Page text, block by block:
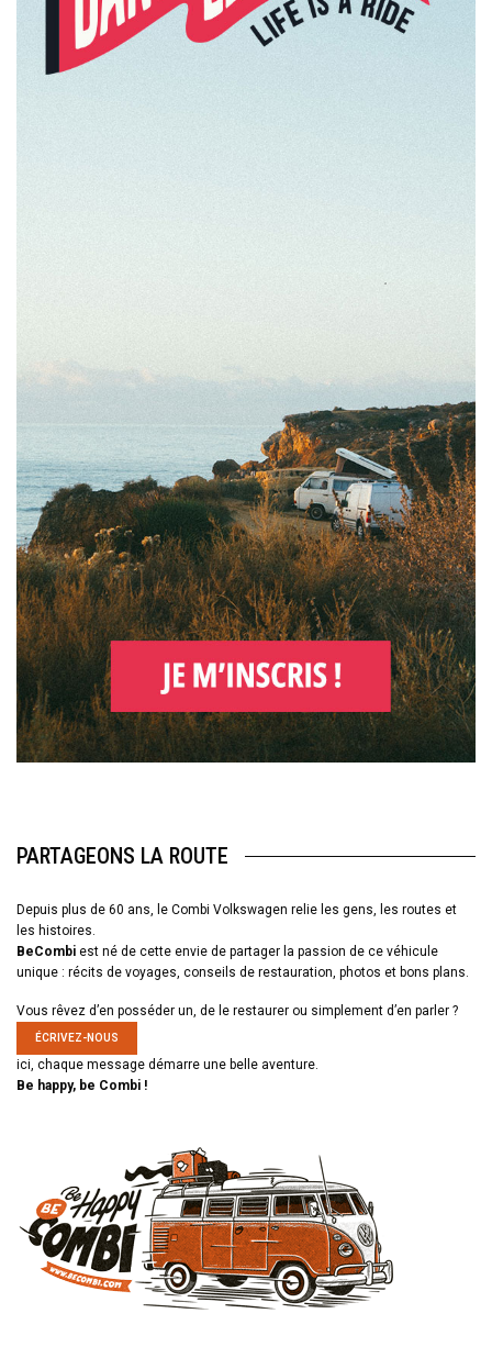
PARTAGEONS LA ROUTE
Depuis plus de 60 ans, le Combi Volkswagen relie les gens, les routes et
les histoires.
BeCombi est né de cette envie de partager la passion de ce véhicule
unique : récits de voyages, conseils de restauration, photos et bons plans.
Vous rêvez d’en posséder un, de le restaurer ou simplement d’en parler ?
ÉCRIVEZ-NOUS
ici, chaque message démarre une belle aventure.
Be happy, be Combi !